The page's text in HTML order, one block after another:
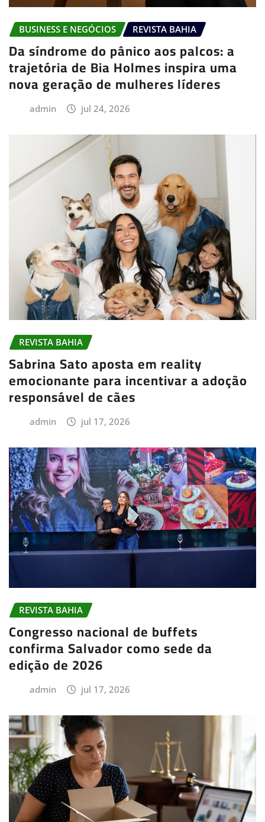
BUSINESS E NEGÓCIOS REVISTA BAHIA
Da síndrome do pânico aos palcos: a
trajetória de Bia Holmes inspira uma
nova geração de mulheres líderes
admin jul 24, 2026
REVISTA BAHIA
Sabrina Sato aposta em reality
emocionante para incentivar a adoção
responsável de cães
admin jul 17, 2026
REVISTA BAHIA
Congresso nacional de buffets
confirma Salvador como sede da
edição de 2026
admin jul 17, 2026